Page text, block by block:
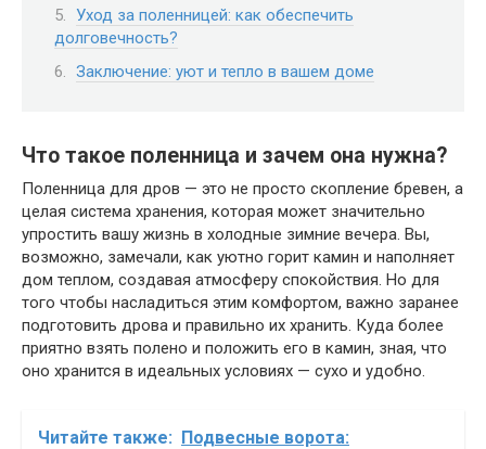
Уход за поленницей: как обеспечить
долговечность?
Заключение: уют и тепло в вашем доме
Что такое поленница и зачем она нужна?
Поленница для дров — это не просто скопление бревен, а
целая система хранения, которая может значительно
упростить вашу жизнь в холодные зимние вечера. Вы,
возможно, замечали, как уютно горит камин и наполняет
дом теплом, создавая атмосферу спокойствия. Но для
того чтобы насладиться этим комфортом, важно заранее
подготовить дрова и правильно их хранить. Куда более
приятно взять полено и положить его в камин, зная, что
оно хранится в идеальных условиях — сухо и удобно.
Читайте также: Подвесные ворота: